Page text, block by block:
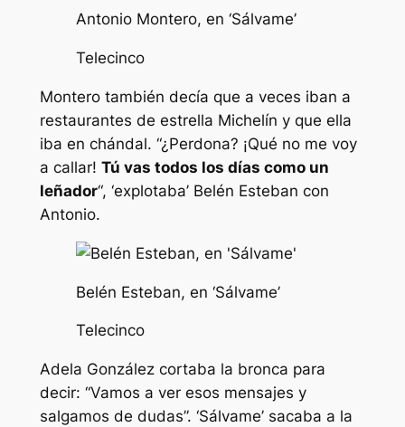
Antonio Montero, en ‘Sálvame’
Telecinco
Montero también decía que a veces iban a
restaurantes de estrella Michelín y que ella
iba en chándal. “¿Perdona? ¡Qué no me voy
a callar! Tú vas todos los días como un
leñador“, ‘explotaba’ Belén Esteban con
Antonio.
Belén Esteban, en ‘Sálvame’
Telecinco
Adela González cortaba la bronca para
decir: “Vamos a ver esos mensajes y
salgamos de dudas”. ‘Sálvame’ sacaba a la